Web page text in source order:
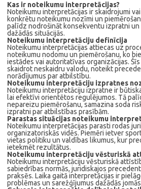
Kas ir noteikumu interpretācijas?
Noteikumu interpretācijas ir skaidrojumi
konkrētu noteikumu nozīmi un
palīdz nodrošināt konsekventu izpratni
dažādās situācijās.
Noteikumu interpretāciju definīcija
Noteikumu interpretācijas attiecas uz
noteikumu nodomu un piemērošanu, ko
iestādes vai autoritatīvas organizācijas.
skaidrot neskaidru valodu, noteikt
norādījumus par atbilstību.
Noteikumu interpretāciju izpratnes
Noteikumu interpretāciju izpratne ir
lai efektīvi orientētos regulējumos. Tā
nepareizu piemērošanu, samazina soda
izpratni par atbilstības prasībām.
Parastas situācijas noteikumu
Noteikumu interpretācijas parasti rodas
organizatoriskās vidēs. Piemēri ietver
vietas politiku un valdības likumus, kur
ietekmēt rezultātus.
Noteikumu interpretāciju vēsturiskā
Noteikumu interpretāciju vēsturiskā
sabiedrības normās, juridiskajos
praksēs. Laika gaitā interpretācijas ir
problēmas un sarežģījumus dažādās